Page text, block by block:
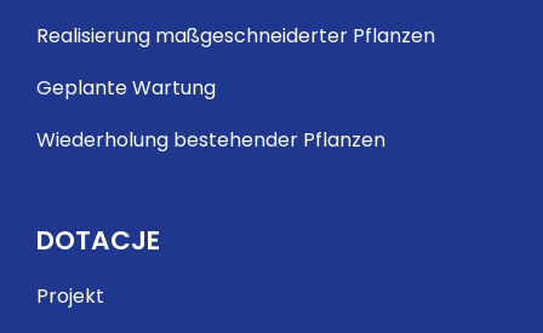
Realisierung maßgeschneiderter Pflanzen
Geplante Wartung
Wiederholung bestehender Pflanzen
DOTACJE
Projekt